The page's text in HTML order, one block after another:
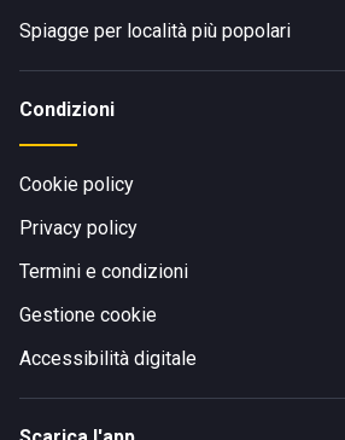
Spiagge per località più popolari
Condizioni
Cookie policy
Privacy policy
Termini e condizioni
Gestione cookie
Accessibilità digitale